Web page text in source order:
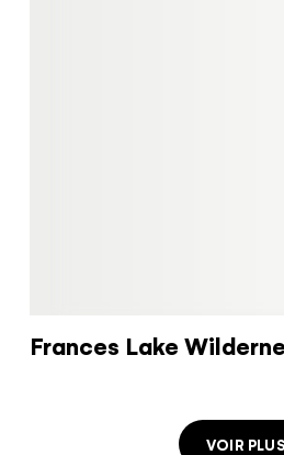
Frances Lake
VOIR PLUS